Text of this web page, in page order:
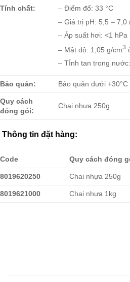
Tính chất:
– Điểm đổ: 33 °C
– Giá trị pH: 5,5 – 7,0
– Áp suất hơi: <1 hPa
– Mật độ: 1,05 g/cm3
– TÍnh tan trong
Bảo quản: Bảo quản dưới +30°C
Quy cách
đóng gói:
Chai nhựa 250g
Thông tin đặt hàng:
Code Quy cách đóng
8019620250 Chai nhựa 250g
8019621000 Chai nhựa 1kg